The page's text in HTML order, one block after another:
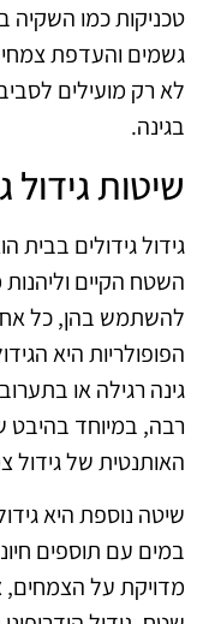
טכניקות כמו השקיה
גשמים והעדפת
לא רק מועילים
בגינה.
שיטות גידול
גידול גידולים
השטח הקיים וליהנות
להשתמש בהן, כל
הפופולריות היא
גינה רגילה או
רבה, במיוחד בהיבט
האותנטית של גידול
שיטה נוספת היא
במים עם תוספים
מדויקת על הצמחים,